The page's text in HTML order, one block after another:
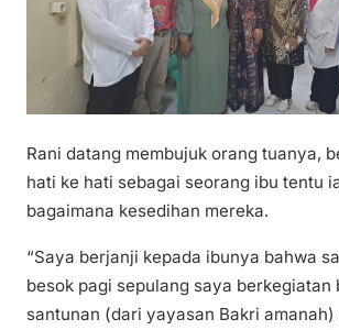
Rani datang membujuk orang tuanya,
hati ke hati sebagai seorang ibu tentu
bagaimana kesedihan mereka.
“Saya berjanji kepada ibunya bahwa
besok pagi sepulang saya berkegiatan
santunan (dari yayasan Bakri